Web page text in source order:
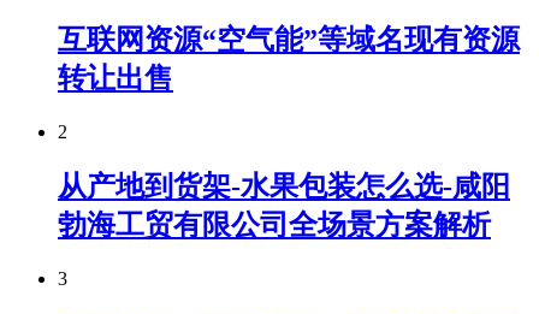
互联网资源“空气能”等域名现有资源
转让出售
2
从产地到货架-水果包装怎么选-咸阳
勃海工贸有限公司全场景方案解析
3